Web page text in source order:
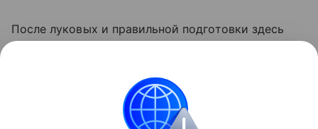
После луковых и правильной подготовки здесь
морковь и пряные травы. Единственное правило
— не возвращайте на это место лук и чеснок.